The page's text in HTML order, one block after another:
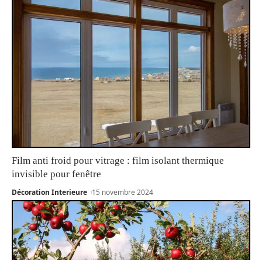
Film anti froid pour vitrage : film isolant thermique
invisible pour fenêtre
Décoration Interieure 15 novembre 2024